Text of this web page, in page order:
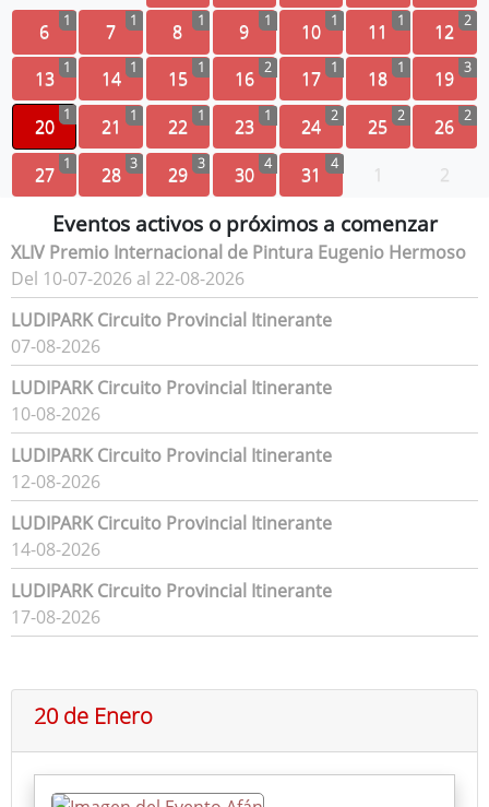
6 1 7 1 8 1 9 1 10 1 11 1 12 2
13 1 14 1 15 1 16 2 17 1 18 1 19 3
20
1
21 1 22 1 23 1 24 2 25 2 26 2
27 1 28 3 29 3 30 4 31 4 1 2
Eventos activos o próximos a comenzar
XLIV Premio Internacional de Pintura Eugenio Hermoso
Del 10-07-2026 al 22-08-2026
LUDIPARK Circuito Provincial Itinerante
07-08-2026
LUDIPARK Circuito Provincial Itinerante
10-08-2026
LUDIPARK Circuito Provincial Itinerante
12-08-2026
LUDIPARK Circuito Provincial Itinerante
14-08-2026
LUDIPARK Circuito Provincial Itinerante
17-08-2026
20 de Enero